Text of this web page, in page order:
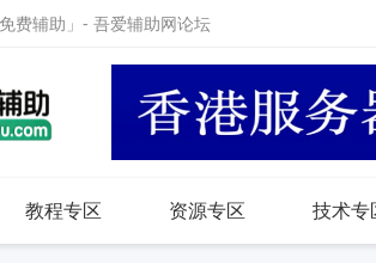
费辅助」- 吾爱辅助网论坛
教程专区 资源专区 技术专